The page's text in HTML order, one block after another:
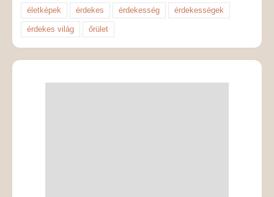
életképek érdekes érdekesség érdekességek
érdekes világ őrület